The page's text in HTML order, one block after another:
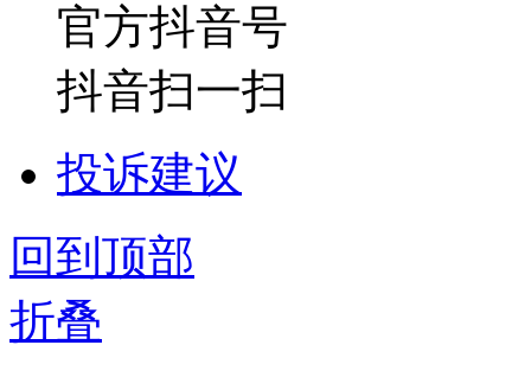
官方抖音号
抖音扫一扫
投诉建议
回到顶部
折叠